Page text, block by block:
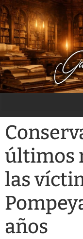
contenido
últimos
las
años